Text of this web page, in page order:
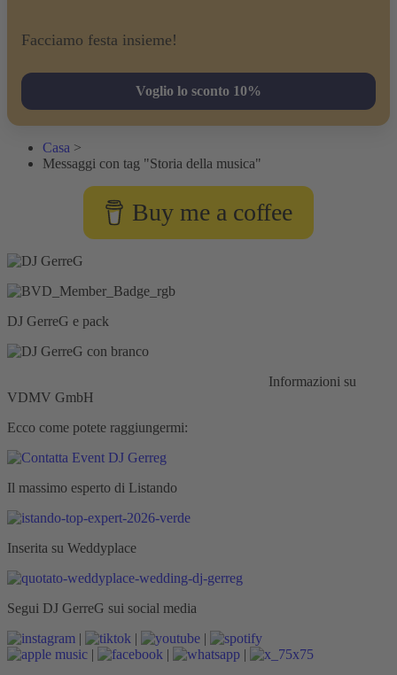
Facciamo festa insieme!
Voglio lo sconto 10%
Casa >
Messaggi con tag "Storia della musica"
Buy me a coffee
DJ GerreG e pack
Informazioni su
VDMV GmbH
Ecco come potete raggiungermi:
Il massimo esperto di Listando
Inserita su Weddyplace
Segui DJ GerreG sui social media
|
|
|
|
|
|